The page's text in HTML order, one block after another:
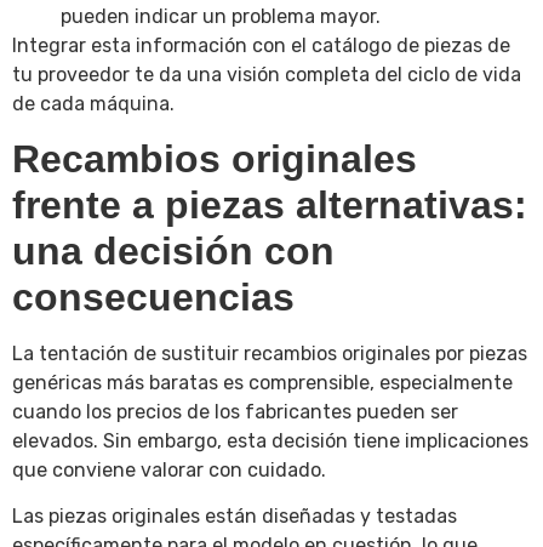
pueden indicar un problema mayor.
Integrar esta información con el catálogo de piezas de
tu proveedor te da una visión completa del ciclo de vida
de cada máquina.
Recambios originales
frente a piezas alternativas:
una decisión con
consecuencias
La tentación de sustituir recambios originales por piezas
genéricas más baratas es comprensible, especialmente
cuando los precios de los fabricantes pueden ser
elevados. Sin embargo, esta decisión tiene implicaciones
que conviene valorar con cuidado.
Las piezas originales están diseñadas y testadas